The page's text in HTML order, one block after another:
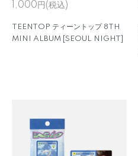
1,000円(税込)
TEENTOP ティーントップ 8TH
MINI ALBUM [SEOUL NIGHT]